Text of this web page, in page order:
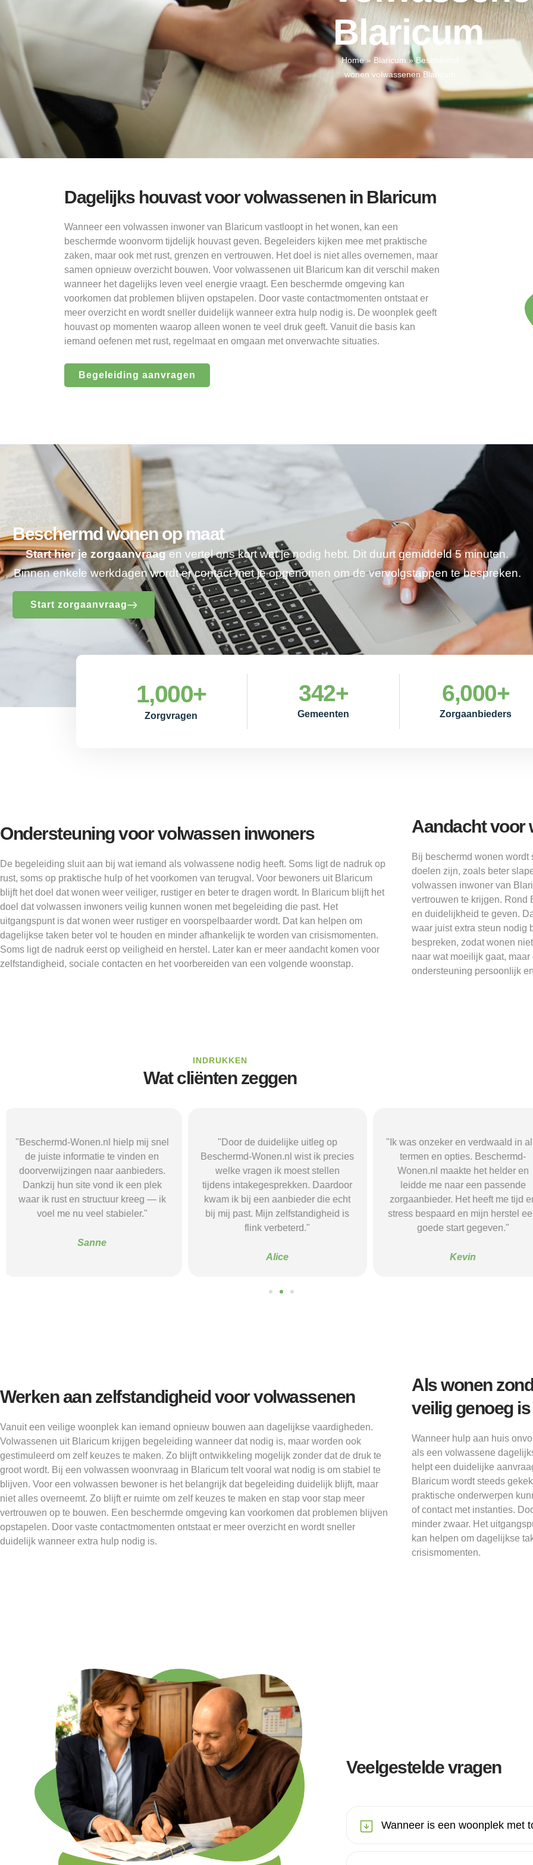
Blaricum
Home» Blaricum »Beschermd
wonen volwassenen Blaricum
Dagelijks houvast voor volwassenen in Blaricum
Wanneer een volwassen inwoner van Blaricum vastloopt in het wonen, kan een
beschermde woonvorm tijdelijk houvast geven. Begeleiders kijken mee met praktische
zaken, maar ook met rust, grenzen en vertrouwen. Het doel is niet alles overnemen, maar
samen opnieuw overzicht bouwen. Voor volwassenen uit Blaricum kan dit verschil maken
wanneer het dagelijks leven veel energie vraagt. Een beschermde omgeving kan
voorkomen dat problemen blijven opstapelen. Door vaste contactmomenten ontstaat er
meer overzicht en wordt sneller duidelijk wanneer extra hulp nodig is. De woonplek geeft
houvast op momenten waarop alleen wonen te veel druk geeft. Vanuit die basis kan
iemand oefenen met rust, regelmaat en omgaan met onverwachte situaties.
Begeleiding aanvragen
Beschermd wonen op maat
Start hier je zorgaanvraagen vertel ons kort wat je nodig hebt. Dit duurt gemiddeld 5 minuten.
Binnen enkele werkdagen wordt er contact met je opgenomen om de vervolgstappen te bespreken.
Start zorgaanvraag
Zorgvragen
1,000+
Gemeenten
342+
Zorgaanbieders
6,000+
Ondersteuning voor volwassen inwoners
De begeleiding sluit aan bij wat iemand als volwassene nodig heeft. Soms ligt de nadruk op
rust, soms op praktische hulp of het voorkomen van terugval. Voor bewoners uit Blaricum
blijft het doel dat wonen weer veiliger, rustiger en beter te dragen wordt. In Blaricum blijft het
doel dat volwassen inwoners veilig kunnen wonen met begeleiding die past. Het
uitgangspunt is dat wonen weer rustiger en voorspelbaarder wordt. Dat kan helpen om
dagelijkse taken beter vol te houden en minder afhankelijk te worden van crisismomenten.
Soms ligt de nadruk eerst op veiligheid en herstel. Later kan er meer aandacht komen voor
zelfstandigheid, sociale contacten en het voorbereiden van een volgende woonstap.
Aandacht voor
Bij beschermd wonen
doelen zijn, zoals beter
volwassen inwoner van
vertrouwen te krijgen. Rond
en duidelijkheid te geven.
waar juist extra steun nodig
bespreken, zodat wonen
naar wat moeilijk gaat,
ondersteuning persoonlijk
INDRUKKEN
Wat cliënten zeggen
"Door de duidelijke uitleg op
Beschermd-Wonen.nl wist ik precies
welke vragen ik moest stellen
tijdens intakegesprekken. Daardoor
kwam ik bij een aanbieder die echt
bij mij past. Mijn zelfstandigheid is
"Ik was onzeker en verdwaald in alle
termen en opties. Beschermd-
Wonen.nl maakte het helder en
leidde me naar een passende
zorgaanbieder. Het heeft me tijd en
stress bespaard en mijn herstel een
goede start gegeven."
Kevin
"Beschermd-Wonen.nl hielp mij
de juiste informatie te vinden en
doorverwijzingen naar
Dankzij hun site vond ik een plek
waar ik rust en structuur kreeg —
voel me nu veel stabieler."
Werken aan zelfstandigheid voor volwassenen
Vanuit een veilige woonplek kan iemand opnieuw bouwen aan dagelijkse vaardigheden.
Volwassenen uit Blaricum krijgen begeleiding wanneer dat nodig is, maar worden ook
gestimuleerd om zelf keuzes te maken. Zo blijft ontwikkeling mogelijk zonder dat de druk te
groot wordt. Bij een volwassen woonvraag in Blaricum telt vooral wat nodig is om stabiel te
blijven. Voor een volwassen bewoner is het belangrijk dat begeleiding duidelijk blijft, maar
niet alles overneemt. Zo blijft er ruimte om zelf keuzes te maken en stap voor stap meer
vertrouwen op te bouwen. Een beschermde omgeving kan voorkomen dat problemen blijven
opstapelen. Door vaste contactmomenten ontstaat er meer overzicht en wordt sneller
duidelijk wanneer extra hulp nodig is.
Als wonen
veilig genoeg is
Wanneer hulp aan huis
als een volwassene
helpt een duidelijke
Blaricum wordt steeds
praktische onderwerpen
of contact met instanties.
minder zwaar. Het
kan helpen om dagelijkse
crisismomenten.
Veelgestelde vragen
Wanneer is een woonplek met